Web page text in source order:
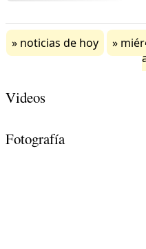
noticias de hoy
Videos
Fotografía